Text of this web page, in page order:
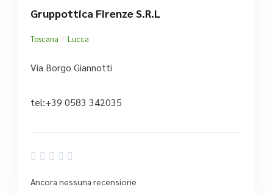
Gruppottica Firenze S.R.L
Toscana / Lucca
Via Borgo Giannotti
tel:+39 0583 342035
    
Ancora nessuna recensione